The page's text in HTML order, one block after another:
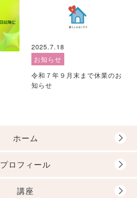
2025.7.18
お知らせ
令和７年９月末まで休業のお
知らせ
ホーム
プロフィール
講座